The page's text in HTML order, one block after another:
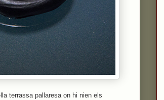
terrassa pallaresa on hi nien els